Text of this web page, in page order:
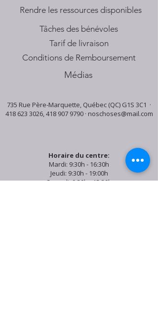
​Rendre les ressources disponibles
Tâches des bénévoles
Tarif de livraison
Conditions de Remboursement
Médias
735 Rue Père-Marquette, Québec (QC) G1S 3C1 ·
418 623 3026,418 907 9790· noschoses@mail.com
Horaire du centre:
Mardi: 9:30h - 16:30h
Jeudi: 9:30h - 19:00h
Samedi: 9:30h - 15:30h